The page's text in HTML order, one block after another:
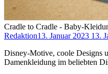
Cradle to Cradle - Baby-
Redaktion13. Januar 2023 13.
Disney-Motive, coole Designs
Damenkleidung im beliebten